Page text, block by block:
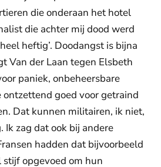
die onderaan het hotel
die achter mij dood werd
heftig’. Doodangst is bijna
Van der Laan tegen Elsbeth
paniek, onbeheersbare
ontzettend goed voor getraind
Dat kunnen militairen, ik niet,
Ik zag dat ook bij andere
hadden dat bijvoorbeeld
opgevoed om hun